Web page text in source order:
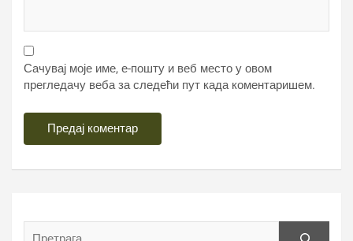
Сачувај моје име, е-пошту и веб место у овом
прегледачу веба за следећи пут када коментаришем.